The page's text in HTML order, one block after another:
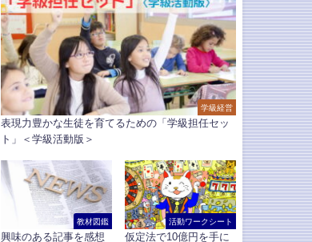
学級経営
表現力豊かな生徒を育てるための「学級担任セッ
ト」＜学級活動版＞
教材図鑑
興味のある記事を感想
活動ワークシート
仮定法で10億円を手に